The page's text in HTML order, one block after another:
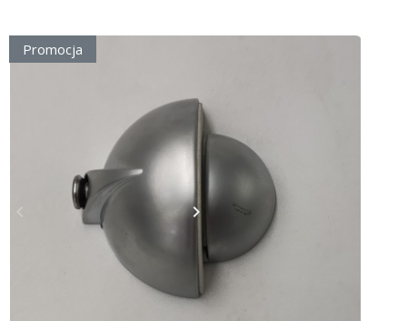
Promocja
Następny
keyboard_arrow_right